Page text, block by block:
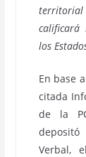
territorial
calificará
los
En base
citada
de la
Verbal,